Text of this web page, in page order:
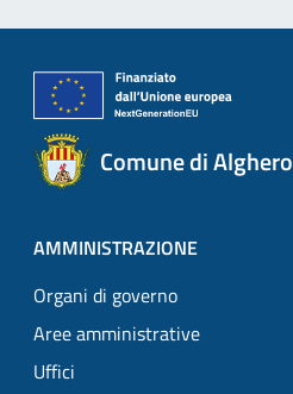
Comune di Alghero
AMMINISTRAZIONE
Organi di governo
Aree amministrative
Uffici